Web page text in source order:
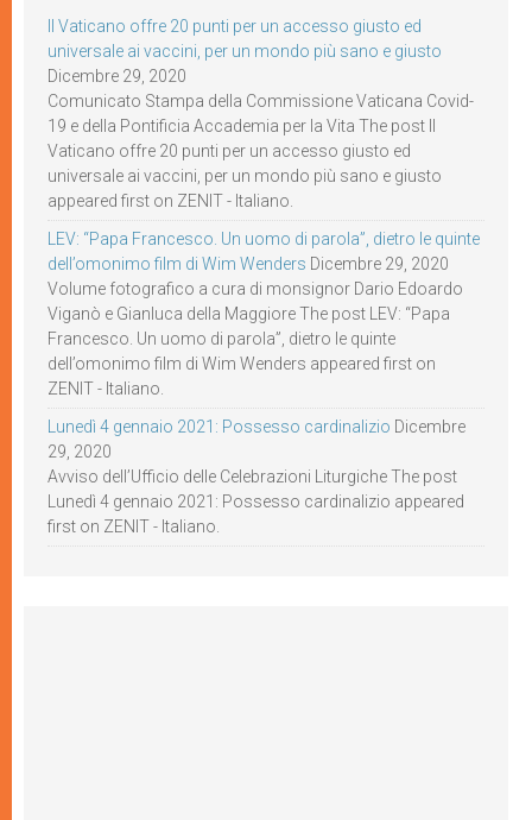
Il Vaticano offre 20 punti per un accesso giusto ed
universale ai vaccini, per un mondo più sano e giusto
Dicembre 29, 2020
Comunicato Stampa della Commissione Vaticana Covid-
19 e della Pontificia Accademia per la Vita The post Il
Vaticano offre 20 punti per un accesso giusto ed
universale ai vaccini, per un mondo più sano e giusto
appeared first on ZENIT - Italiano.
LEV: “Papa Francesco. Un uomo di parola”, dietro le quinte
dell’omonimo film di Wim Wenders Dicembre 29, 2020
Volume fotografico a cura di monsignor Dario Edoardo
Viganò e Gianluca della Maggiore The post LEV: “Papa
Francesco. Un uomo di parola”, dietro le quinte
dell’omonimo film di Wim Wenders appeared first on
ZENIT - Italiano.
Lunedì 4 gennaio 2021: Possesso cardinalizio Dicembre
29, 2020
Avviso dell’Ufficio delle Celebrazioni Liturgiche The post
Lunedì 4 gennaio 2021: Possesso cardinalizio appeared
first on ZENIT - Italiano.